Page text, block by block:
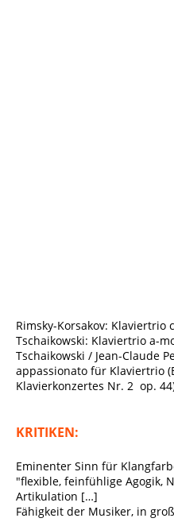
Rimsky-Korsakov: Klaviertrio
Tschaikowski: Klaviertrio a-
Tschaikowski / Jean-Claude
appassionato für Klaviertrio
Klavierkonzertes Nr. 2 op.
KRITIKEN:
Eminenter Sinn für
"flexible, feinfühlige Agogik,
Artikulation […]
Fähigkeit der Musiker, in